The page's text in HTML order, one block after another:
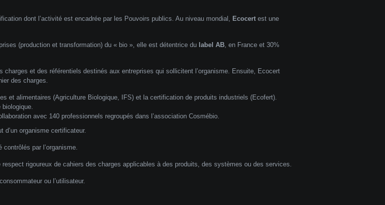
dont l’activité est encadrée par les Pouvoirs publics. Au niveau mondial, Ecocert est une
(production et transformation) du « bio », elle est détentrice du label AB, en France et 30%
charges et des référentiels destinés aux entreprises qui sollicitent l’organisme. Ensuite, Ecocert
des charges.
et alimentaires (Agriculture Biologique, IFS) et la certification de produits industriels (Ecofert).
biologique.
avec 140 professionnels regroupés dans l’association Cosmébio.
d’un organisme certificateur.
par l’organisme.
rigoureux de cahiers des charges applicables à des produits, des systèmes ou des services.
ou l’utilisateur.